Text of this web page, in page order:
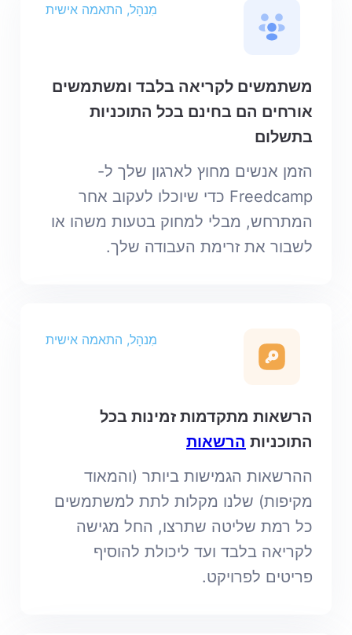
מִנהָל, התאמה אישית
משתמשים לקריאה בלבד ומשתמשים
אורחים הם בחינם בכל התוכניות
בתשלום
הזמן אנשים מחוץ לארגון שלך ל-
Freedcamp כדי שיוכלו לעקוב אחר
המתרחש, מבלי למחוק בטעות משהו או
לשבור את זרימת העבודה שלך.
מִנהָל, התאמה אישית
הרשאות מתקדמות זמינות בכל
התוכניות הרשאות
ההרשאות הגמישות ביותר (והמאוד
מקיפות) שלנו מקלות לתת למשתמשים
כל רמת שליטה שתרצו, החל מגישה
לקריאה בלבד ועד ליכולת להוסיף
פריטים לפרויקט.